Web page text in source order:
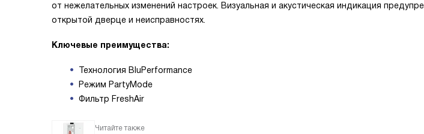
от нежелательных изменений настроек. Визуальная и акустическая индикация
открытой дверце и неисправностях.
Ключевые преимущества:
Технология BluPerformance
Режим PartyMode
Фильтр FreshAir
Читайте также